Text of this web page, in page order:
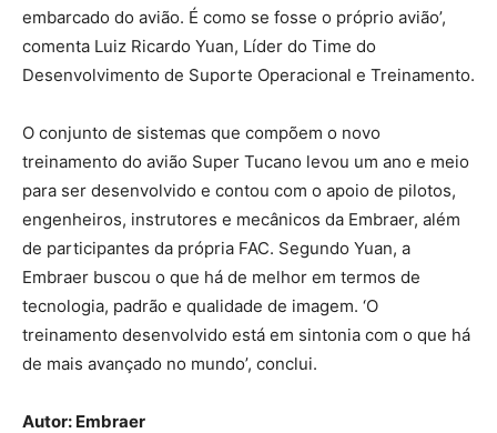
embarcado do avião. É como se fosse o próprio avião’,
comenta Luiz Ricardo Yuan, Líder do Time do
Desenvolvimento de Suporte Operacional e Treinamento.
O conjunto de sistemas que compõem o novo
treinamento do avião Super Tucano levou um ano e meio
para ser desenvolvido e contou com o apoio de pilotos,
engenheiros, instrutores e mecânicos da Embraer, além
de participantes da própria FAC. Segundo Yuan, a
Embraer buscou o que há de melhor em termos de
tecnologia, padrão e qualidade de imagem. ‘O
treinamento desenvolvido está em sintonia com o que há
de mais avançado no mundo’, conclui.
Autor: Embraer